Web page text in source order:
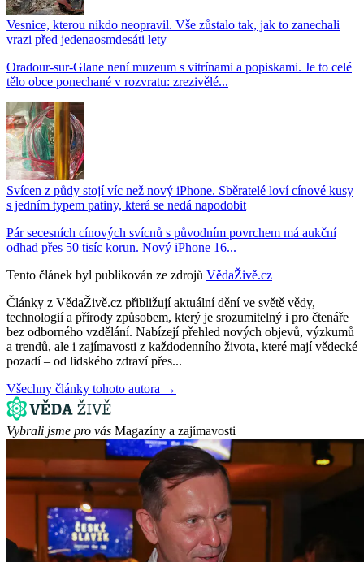
Vesnice, kterou nikdo neopravil. Vše zůstalo tak, jak to zanechali
vrazi před jedenaosmdesáti lety
Oradour-sur-Glane není muzeum s vitrínami a popiskami. Je to celé
tělo obce ponechané v rozvratu: zrezivělé...
Svícen z půdy stojí víc než nový iPhone. Sběratelé loví cínové kusy
s jedním typem patiny, která se nedá napodobit
Pár secesních cínových svícnů s původním povrchem má aukční
odhad přes 50 tisíc korun. Nový iPhone 16...
Tento článek byl publikován ze zdrojů VědaŽivě.cz
Články z VědaŽivě.cz přibližují aktuální dění ve světě vědy,
technologií a přírody způsobem, který je srozumitelný i pro čtenáře
bez odborného vzdělání. Nabízejí přehled nových objevů, výzkumů
a trendů, ale i zajímavosti z každodenního života, které mají vědecké
pozadí – od lidského zdraví přes...
Všechny články tohoto autora →
Vybrali jsme pro vás Magazíny a zajímavosti